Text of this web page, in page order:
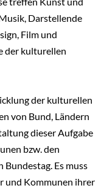
Darstellende
Film und
der kulturellen
der kulturellen
von Bund, Ländern
dieser Aufgabe
bzw. den
Es muss
und Kommunen ihrer